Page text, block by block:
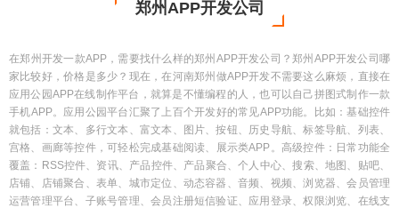
郑州APP开发公司
在郑州开发一款APP，需要找什么样的郑州APP开发公司？郑州APP开发公司哪
家比较好，价格是多少？现在，在河南郑州做APP开发不需要这么麻烦，直接在
应用公园APP在线制作平台，就算是不懂编程的人，也可以自己拼图式制作一款
手机APP。应用公园平台汇聚了上百个开发好的常见APP功能。比如：基础控件
就包括：文本、多行文本、富文本、图片、按钮、历史导航、标签导航、列表、
宫格、画廊等控件，可轻松完成基础阅读、展示类APP。高级控件：日常功能全
覆盖：RSS控件、资讯、产品控件、产品聚合、个人中心、搜索、地图、贴吧、
店铺、店铺聚合、表单、城市定位、动态容器、音频、视频、浏览器、会员管理
运营管理平台、子账号管理、会员注册短信验证、应用登录、权限浏览、在线支